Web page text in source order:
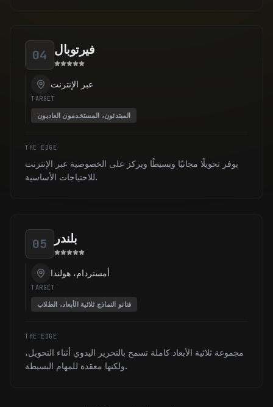
04 فيرتوبال
عبر الإنترنت
TARGET
المبتدئون، المستخدمون العاديون
THE EDGE
يوفر تحويلًا مجانيًا وبسيطًا ويركز على الخصوصية عبر الإنترنت
للاحتياجات الأساسية.
05 بلندر
أمستردام، هولندا
TARGET
فنانو النماذج ثلاثية الأبعاد، الطلاب
THE EDGE
مجموعة ثلاثية الأبعاد كاملة تسمح بالتحرير اليدوي أثناء التحويل،
ولكنها معقدة للمهام البسيطة.